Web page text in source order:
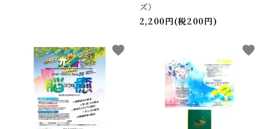
ズ）
2,200円(税200円)
favorite favorite